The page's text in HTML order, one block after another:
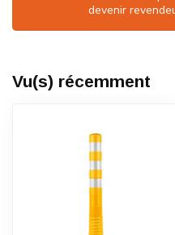
devenir
Vu(s) récemment